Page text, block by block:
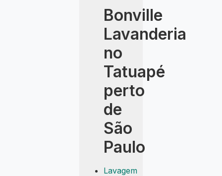
Bonville
Lavanderia
no
Tatuapé
perto
de
São
Paulo
Lavagem